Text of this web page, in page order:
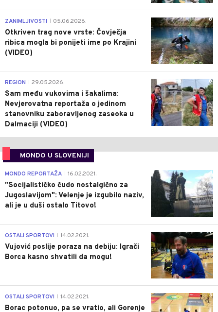
0
ZANIMLJIVOSTI 05.06.2026.
Otkriven trag nove vrste: Čovječja
ribica mogla bi ponijeti ime po Krajini
(VIDEO)
0
REGION 29.05.2026.
Sam među vukovima i šakalima:
Nevjerovatna reportaža o jedinom
stanovniku zaboravljenog zaseoka u
Dalmaciji (VIDEO)
MONDO U SLOVENIJI
4
MONDO REPORTAŽA 16.02.2021.
"Socijalističko čudo nostalgično za
Jugoslavijom": Velenje je izgubilo naziv,
ali je u duši ostalo Titovo!
1
OSTALI SPORTOVI 14.02.2021.
Vujović poslije poraza na debiju: Igrači
Borca kasno shvatili da mogu!
3
OSTALI SPORTOVI 14.02.2021.
Borac potonuo, pa se vratio, ali Gorenje